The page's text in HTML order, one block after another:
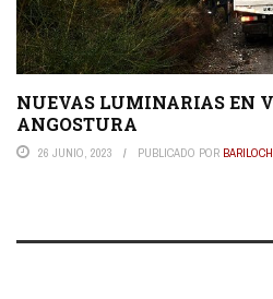
NUEVAS LUMINARIAS EN
ANGOSTURA
26 JUNIO, 2023 PUBLICADO POR